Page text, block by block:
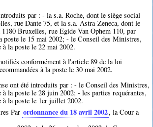
par : - la s.a. Roche, dont le siège social
rue Dante 75, et la s.a. Astra-Zeneca, dont le
Bruxelles, rue Egide Van Ophem 110, par
poste le 15 mai 2002; - le Conseil des Ministres,
à la poste le 22 mai 2002.
conformément à l'article 89 de la loi
à la poste le 30 mai 2002.
ont été introduits par : - le Conseil des Ministres,
à la poste le 28 juin 2002; - les parties requérantes,
à la poste le 1er juillet 2002.
Par ordonnance du 18 avril 2002, la Cour a